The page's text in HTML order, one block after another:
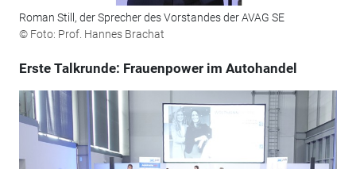
Roman Still, der Sprecher des Vorstandes der AVAG SE
© Foto: Prof. Hannes Brachat
Erste Talkrunde: Frauenpower im Autohandel